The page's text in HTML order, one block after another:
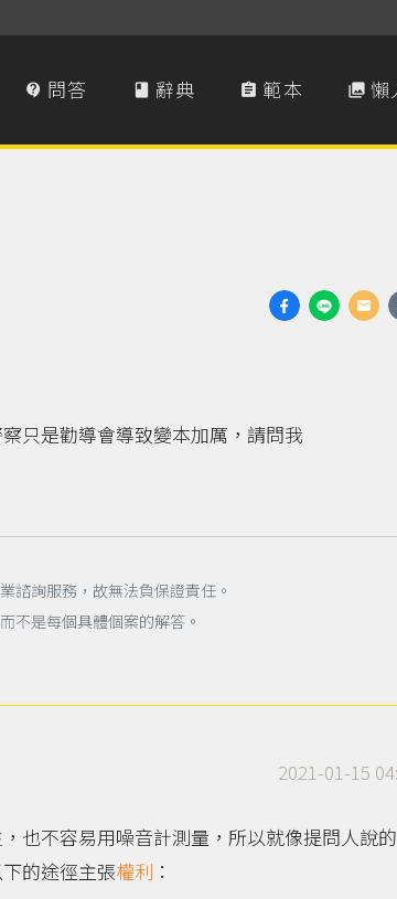
 問答  辭典  範本  懶
只是勸導會導致變本加厲，請問我
諮詢服務，故無法負保證責任。
不是每個具體個案的解答。
2021-01-15
也不容易用噪音計測量，所以就像提問人說的
的途徑主張權利 ：